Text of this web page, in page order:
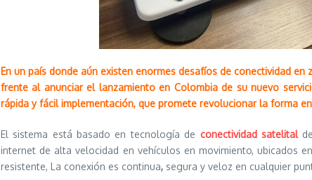
En un país donde aún existen enormes desafíos de conectividad
frente al anunciar el lanzamiento en Colombia de su nuevo
rápida y fácil implementación, que promete revolucionar la forma
El sistema está basado en tecnología de conectividad satelitalde
internet de alta velocidad en vehículos en movimiento, ubicados
resistente, La conexión es continua, segura y veloz en cualquier